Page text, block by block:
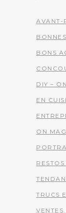
AVANT-
BONS
DIY –
EN
ON
TRUCS
VENTES